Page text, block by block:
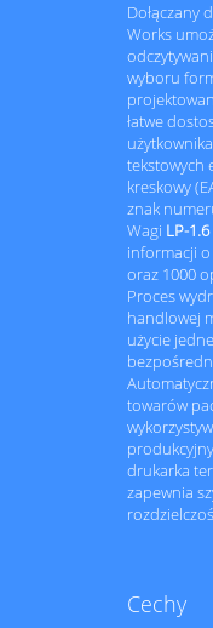
Dołączany
Works
wyboru
łatwe
tekstowych
kreskowy
znak
Wagi LP-1.6
informacji
oraz 1000
Proces
handlowej
użycie
towarów
drukarka
zapewnia
Cechy